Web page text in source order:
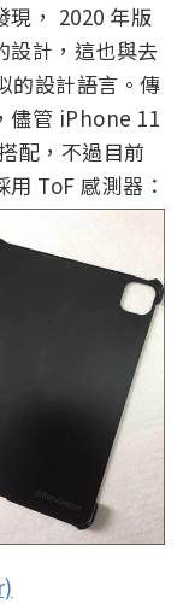
現， 2020 年版
設計，這也與去
的設計語言。傳
儘管 iPhone 11
配，不過目前
ToF 感測器：